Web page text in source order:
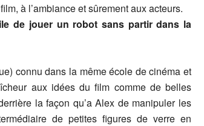
à l’ambiance et sûrement aux acteurs.
de jouer un robot sans partir dans la
connu dans la même école de cinéma et
aux idées du film comme de belles
la façon qu’a Alex de manipuler les
de petites figures de verre en